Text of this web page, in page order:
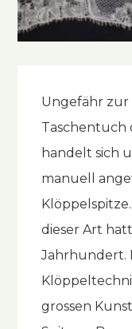
Ungefähr zur
Taschentuch
handelt sich
manuell
dieser Art
Jahrhundert.
grossen